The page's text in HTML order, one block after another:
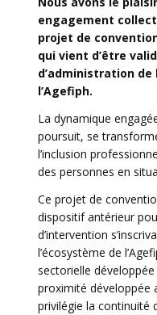
engagement
projet de
qui vient d’être
d’administration de
l’Agefiph.
La dynamique
poursuit, se
l’inclusion
des personnes en
Ce projet de
dispositif antérieur
d’intervention
l’écosystème de
sectorielle
proximité développée
privilégie la continuité